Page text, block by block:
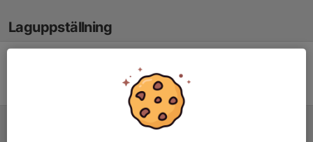
Laguppställning
Ingen uppställning ifylld